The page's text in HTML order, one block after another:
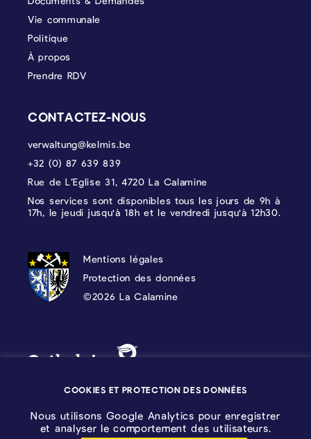
Vie communale
Politique
À propos
Prendre RDV
CONTACTEZ-NOUS
verwaltung@kelmis.be
+32 (0) 87 639 839
Rue de L’Eglise 31, 4720 La Calamine
Nos services sont disponibles tous les jours de 9h à
17h, le jeudi jusqu'à 18h et le vendredi jusqu'à 12h30.
PROTECTION DES DONNÉES, MENTIONS
Mentions légales
Protection des données
©2026 La Calamine
COOKIES ET PROTECTION DES DONNÉES
Nous utilisons Google Analytics pour enregistrer
et analyser le comportement des utilisateurs.